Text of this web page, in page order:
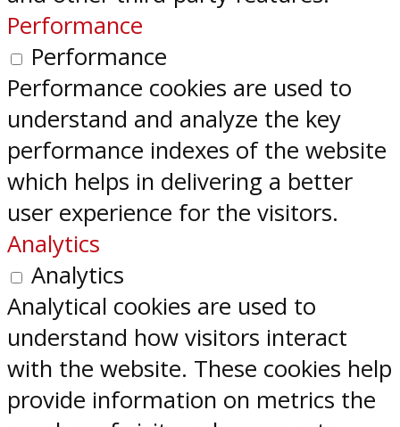
Performance
Performance
Performance cookies are used to
understand and analyze the key
performance indexes of the website
which helps in delivering a better
user experience for the visitors.
Analytics
Analytics
Analytical cookies are used to
understand how visitors interact
with the website. These cookies help
provide information on metrics the